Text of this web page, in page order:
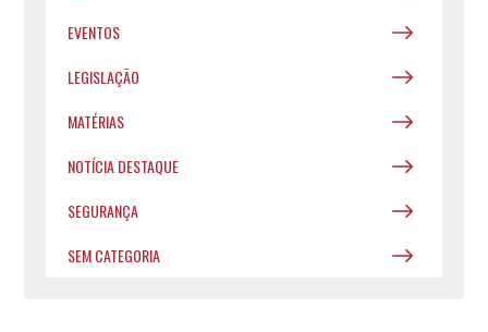
EVENTOS
LEGISLAÇÃO
MATÉRIAS
NOTÍCIA DESTAQUE
SEGURANÇA
SEM CATEGORIA